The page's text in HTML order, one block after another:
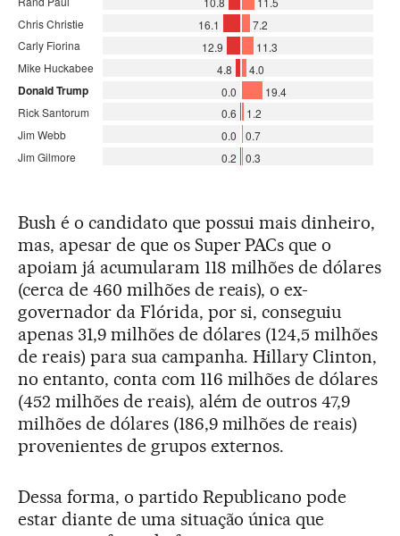
Bush é o candidato que possui mais dinheiro,
mas, apesar de que os Super PACs que o
apoiam já acumularam 118 milhões de dólares
(cerca de 460 milhões de reais), o ex-
governador da Flórida, por si, conseguiu
apenas 31,9 milhões de dólares (124,5 milhões
de reais) para sua campanha. Hillary Clinton,
no entanto, conta com 116 milhões de dólares
(452 milhões de reais), além de outros 47,9
milhões de dólares (186,9 milhões de reais)
provenientes de grupos externos.
Dessa forma, o partido Republicano pode
estar diante de uma situação única que